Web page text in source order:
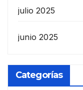
julio 2025
junio 2025
Categorías